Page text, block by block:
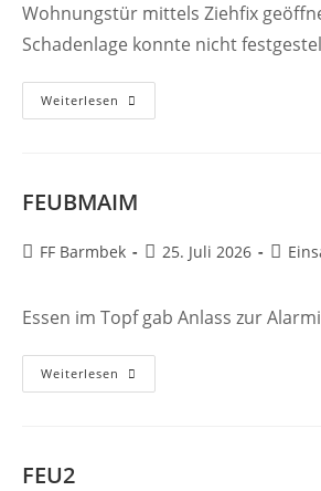
Wohnungstür mittels Ziehfix
Schadenlage konnte nicht
Weiterlesen
FEUBMAIM
Beitrags-
FF Barmbek
Beitrag
25. Juli 2026
Essen im Topf gab Anlass zur
Weiterlesen
FEU2